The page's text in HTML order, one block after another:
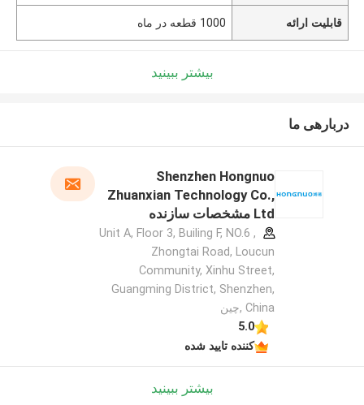
قابلیت ارائه 1000 قطعه در ماه
بیشتر ببینید
دربارهی ما
Shenzhen Hongnuo
Zhuanxian Technology Co.,
Ltd مشخصات سازنده
Unit A, Floor 3, Builing F, NO.6 ,
Zhongtai Road, Loucun
Community, Xinhu Street,
Guangming District, Shenzhen,
China ,چین
5.0
کننده تایید شده
بیشتر ببینید